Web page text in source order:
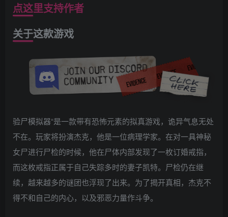
点这里支持作者
关于这款游戏
验尸模拟器“是一款带有恐怖元素的拟真游戏，诡异气息无处
不在。玩家将扮演杰克，他是一位病理学家。在对一具神秘
女尸进行尸检的时候，他在尸体内部发现了一枚订婚戒指，
而这枚戒指正属于自己失踪多时的妻子凯特。尸检仍在继
续，越来越多的谜团也浮现了出来。为了揭开真相，杰克不
得不和自己的内心，以及邪恶力量作斗争。